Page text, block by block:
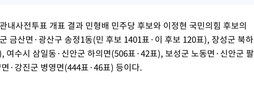
내사전투표 개표 결과 민형배 민주당 후보와 이정현 국민의힘 후보의
금산면·광산구 송정1동(민 후보 1401표·이 후보 120표), 장성군 북하
여수시 삼일동·신안군 하의면(506표·42표), 보성군 노동면·신안군 팔
·강진군 병영면(444표·46표) 등이다.